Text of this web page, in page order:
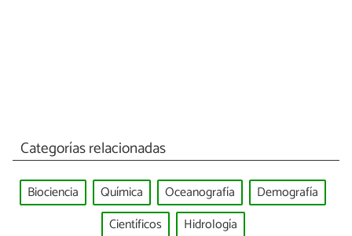
Categorías relacionadas
Biociencia Química Oceanografía
Demografía
Científicos
Hidrología